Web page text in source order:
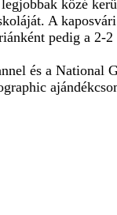
közé
A
pedig a 2-2
és a National